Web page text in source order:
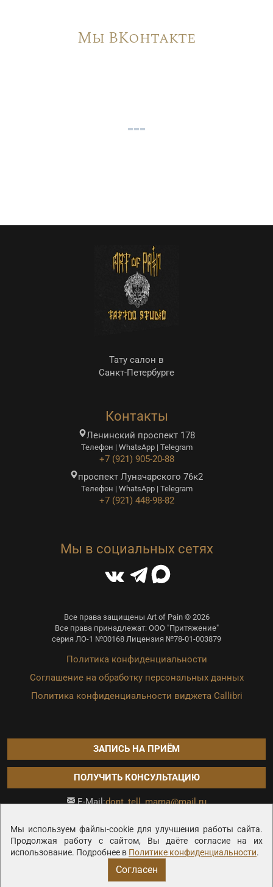
Мы используем файлы-cookie для улучшения работы сайта.
Продолжая работу с сайтом, Вы даёте согласие на их
использование. Подробнее в Политике конфиденциальности.
Согласен
Мы ВКонтакте
Тату салон в
Санкт-Петербурге
Контакты
Ленинский проспект 178
Телефон | WhatsApp | Telegram
+7 (921) 905-20-88
проспект Луначарского 76к2
Телефон | WhatsApp | Telegram
+7 (921) 448-98-82
Мы в социальных сетях
Все права защищены Art of Pain © 2026
Все права принадлежат: ООО "Притяжение"
серия ЛО-1 №00168 Лицензия №78-01-003879
Политика конфиденциальности
Соглашение на обработку персональных данных
Политика конфиденциальности виджета Callibri
ЗАПИСЬ НА ПРИЁМ
ПОЛУЧИТЬ КОНСУЛЬТАЦИЮ
E-Mail:dont_tell_mama@mail.ru